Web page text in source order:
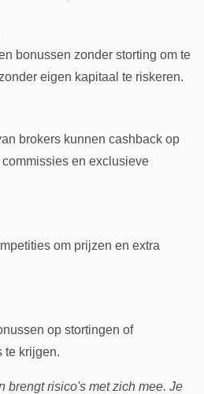
bonussen zonder storting om te
eigen kapitaal te riskeren.
brokers kunnen cashback op
en exclusieve
om prijzen en extra
op stortingen of
te krijgen.
brengt risico's met zich mee. Je